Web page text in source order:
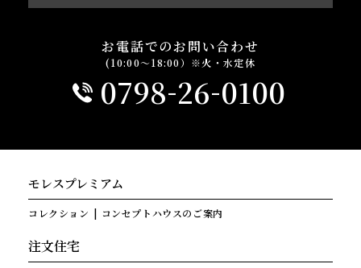
お電話でのお問い合わせ
(10:00～18:00）※火・水定休
0798-26-0100
モレスプレミアム
コレクション コンセプトハウスのご案内
注文住宅